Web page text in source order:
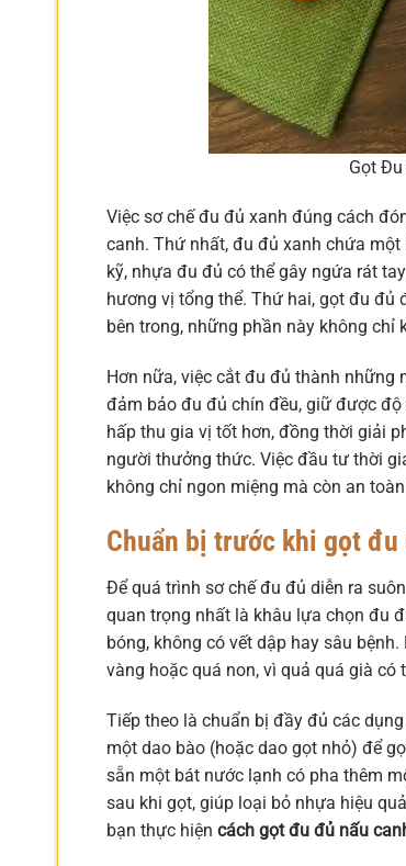
Gọt
Việc sơ chế đu đủ xanh đúng cách
canh. Thứ nhất, đu đủ xanh chứa
kỹ, nhựa đu đủ có thể gây ngứa rát
hương vị tổng thể. Thứ hai, gọt đu đủ
bên trong, những phần này không
Hơn nữa, việc cắt đu đủ thành những
đảm bảo đu đủ chín đều, giữ được
hấp thu gia vị tốt hơn, đồng thời giải
người thưởng thức. Việc đầu tư thời
không chỉ ngon miệng mà còn an
Chuẩn bị trước khi gọt đu
Để quá trình sơ chế đu đủ diễn ra
quan trọng nhất là khâu lựa chọn đu
bóng, không có vết dập hay sâu
vàng hoặc quá non, vì quả quá già
Tiếp theo là chuẩn bị đầy đủ các
một dao bào (hoặc dao gọt nhỏ) để
sẵn một bát nước lạnh có pha thêm
sau khi gọt, giúp loại bỏ nhựa hiệu
bạn thực hiện cách gọt đu đủ nấu